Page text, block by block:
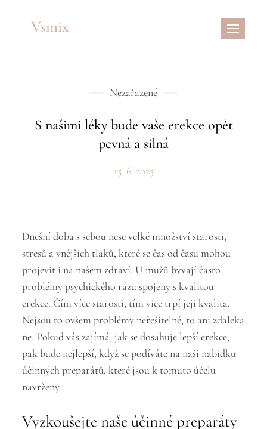
Vsmix
Nezařazené
S našimi léky bude vaše erekce opět
pevná a silná
15. 6. 2025
Dnešní doba s sebou nese velké množství starostí,
stresů a vnějších tlaků, které se čas od času mohou
projevit i na našem zdraví. U mužů bývají často
problémy psychického rázu spojeny s kvalitou
erekce. Čím více starostí, tím více trpí její kvalita.
Nejsou to ovšem problémy neřešitelné, to ani zdaleka
ne. Pokud vás zajímá, jak se dosahuje lepší erekce,
pak bude nejlepší, když se podíváte na naši nabídku
účinných preparátů, které jsou k tomuto účelu
navrženy.
Vyzkoušejte naše účinné preparáty